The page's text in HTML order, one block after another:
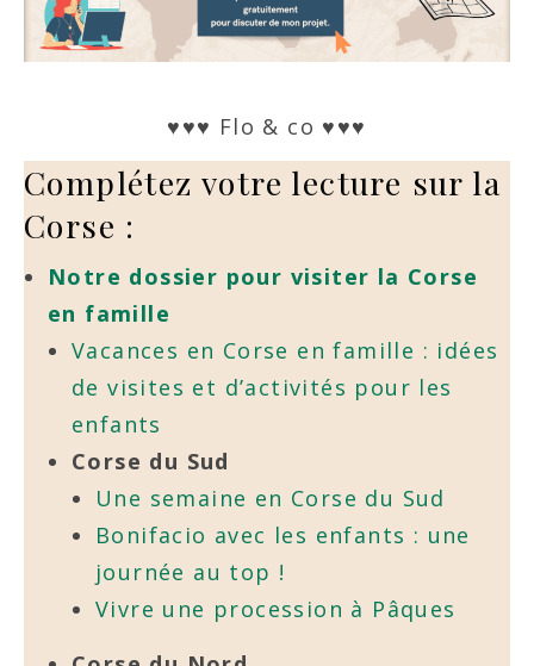
♥♥♥ Flo & co ♥♥♥
Complétez votre lecture sur la
Corse :
Notre dossier pour visiter la Corse
en famille
Vacances en Corse en famille : idées
de visites et d’activités pour les
enfants
Corse du Sud
Une semaine en Corse du Sud
Bonifacio avec les enfants : une
journée au top !
Vivre une procession à Pâques